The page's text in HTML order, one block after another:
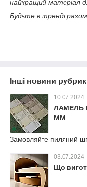
найкращий матеріал
Будьте в тренді
Інші новини
10.07.2024
ЛАМЕЛЬ
ММ
Замовляйте пиляний
03.07.2024
Що